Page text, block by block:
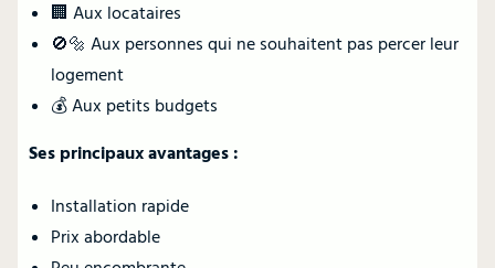
🏢 Aux locataires
🚫🔩 Aux personnes qui ne souhaitent pas percer leur
logement
💰 Aux petits budgets
Ses principaux avantages :
Installation rapide
Prix abordable